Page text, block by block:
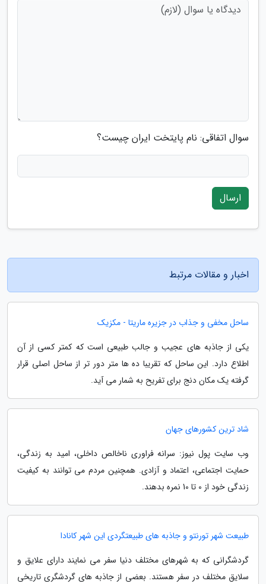
سوال اتفاقی: نام پایتخت ایران چیست؟
ارسال
اخبار و مقالات مرتبط
ساحل مخفی و جذاب در جزیره ماریتا - مکزیک
یکی از جاذبه های عجیب و جالب طبیعی است که کمتر کسی از آن
اطلاع دارد. این ساحل که تقریبا ده ها متر دور تر از ساحل اصلی قرار
گرفته یک مکان دنج برای تفریح به شمار می آید.
شاد ترین کشورهای جهان
وب سایت پول نیوز: سرانه فراوری ناخالص داخلی، امید به زندگی،
حمایت اجتماعی، اعتماد و آزادی. همچنین مردم می توانند به کیفیت
زندگی خود از 0 تا 10 نمره بدهند.
طبیعت شهر تورنتو و جاذبه های طبیعتگردی این شهر کانادا
گردشگرانی که به شهرهای مختلف دنیا سفر می نمایند دارای علایق و
سلایق مختلف در سفر هستند. بعضی از جاذبه های گردشگری تاریخی